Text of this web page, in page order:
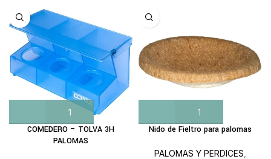
COMEDERO – TOLVA 3H
PALOMAS
Nido de Fieltro para palomas
PALOMAS Y PERDICES